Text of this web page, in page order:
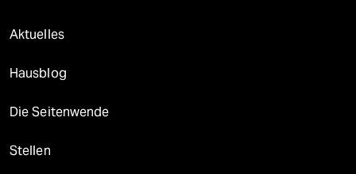
Aktuelles
Hausblog
Die Seitenwende
Stellen